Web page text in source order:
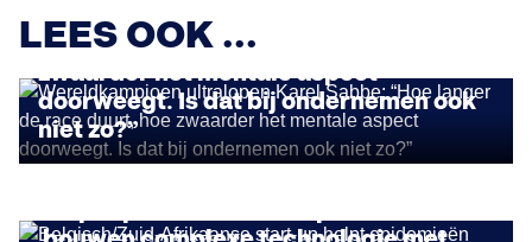
LEES OOK ...
Wereldkampioen ultralopen Karel
Sabbe: “Hoe langer de race duurt, hoe
zwaarder het mentale aspect
doorweegt. Is dat bij ondernemen ook
niet zo?”
IMPACT ONDERNEMEN